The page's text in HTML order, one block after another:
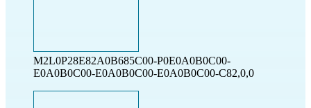
M2L0P28E82A0B685C00-P0E0A0B0C00-
E0A0B0C00-E0A0B0C00-E0A0B0C00-C82,0,0